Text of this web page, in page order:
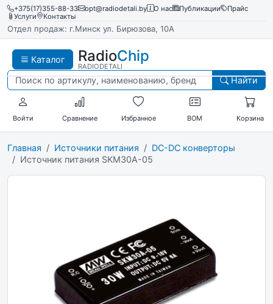
+375(17)355-88-33 opt@radiodetali.by О нас Публикации
Прайс
Услуги
Контакты
Отдел продаж: г.Минск ул. Бирюзова, 10А
Каталог RadioChip
RADIODETALI
Найти
Войти Сравнение Избранное BOM Корзина
Главная Источники питания
DC-DC конверторы
Источник питания SKM30A-05